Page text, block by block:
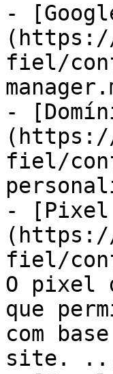
-
fiel/
-
fiel/
- [Pixel
fiel/
O pixel
que
com
site. ...